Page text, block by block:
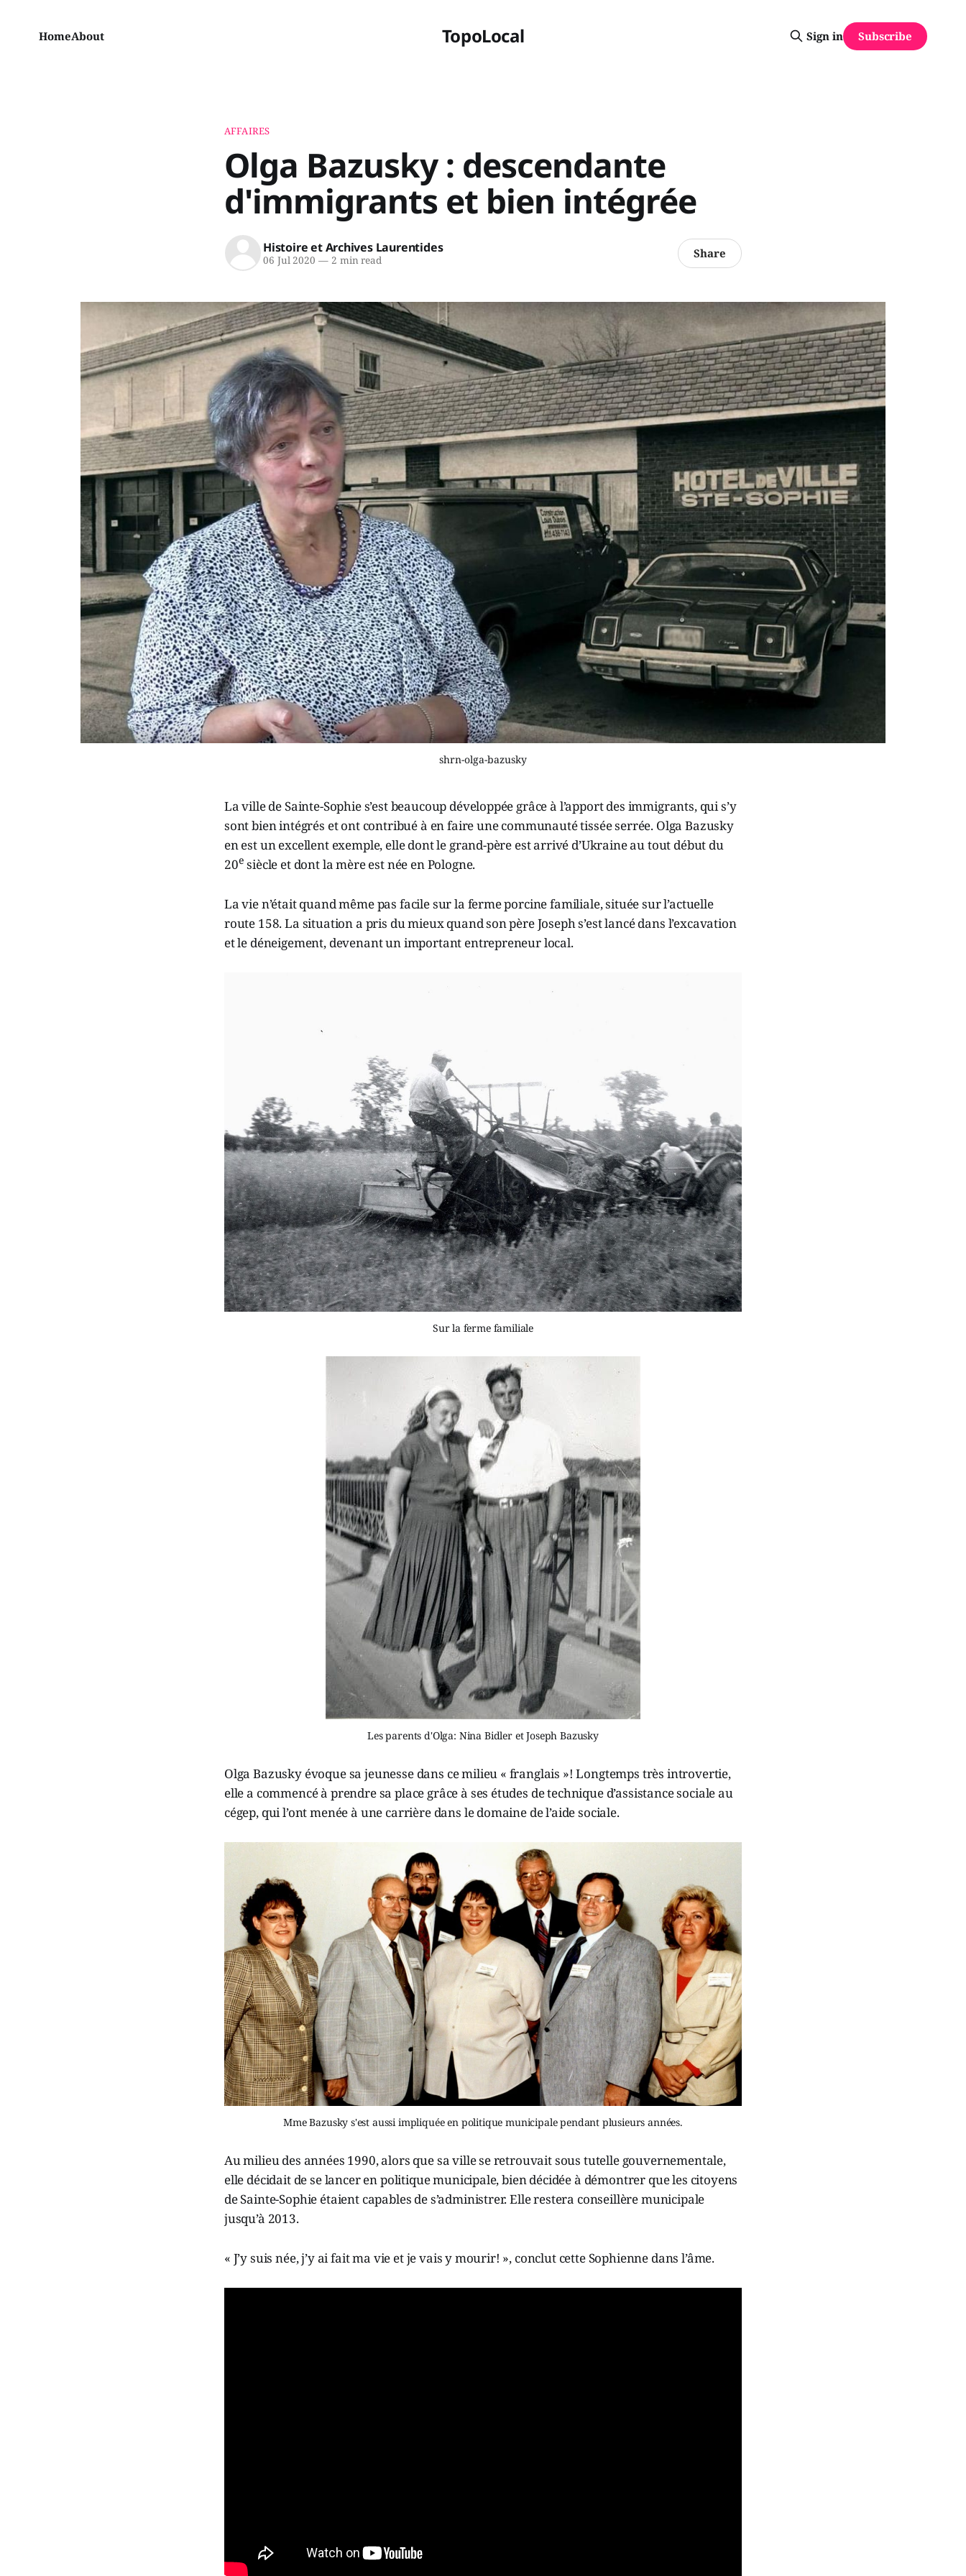
TopoLocal
HomeAbout Sign in Subscribe
AFFAIRES
Olga Bazusky : descendante
d'immigrants et bien intégrée
Histoire et Archives Laurentides
06 Jul 2020 —2 min read Share
shrn-olga-bazusky
La ville de Sainte-Sophie s’est beaucoup développée grâce à l’apport des immigrants, qui s’y
sont bien intégrés et ont contribué à en faire une communauté tissée serrée. Olga Bazusky
en est un excellent exemple, elle dont le grand-père est arrivé d’Ukraine au tout début du
20e siècle et dont la mère est née en Pologne.
La vie n’était quand même pas facile sur la ferme porcine familiale, située sur l’actuelle
route 158. La situation a pris du mieux quand son père Joseph s’est lancé dans l’excavation
et le déneigement, devenant un important entrepreneur local.
Sur la ferme familiale
Les parents d'Olga: Nina Bidler et Joseph Bazusky
Olga Bazusky évoque sa jeunesse dans ce milieu « franglais »! Longtemps très introvertie,
elle a commencé à prendre sa place grâce à ses études de technique d’assistance sociale au
cégep, qui l’ont menée à une carrière dans le domaine de l’aide sociale.
Mme Bazusky s'est aussi impliquée en politique municipale pendant plusieurs années.
Au milieu des années 1990, alors que sa ville se retrouvait sous tutelle gouvernementale,
elle décidait de se lancer en politique municipale, bien décidée à démontrer que les citoyens
de Sainte-Sophie étaient capables de s’administrer. Elle restera conseillère municipale
jusqu’à 2013.
« J’y suis née, j’y ai fait ma vie et je vais y mourir! », conclut cette Sophienne dans l’âme.